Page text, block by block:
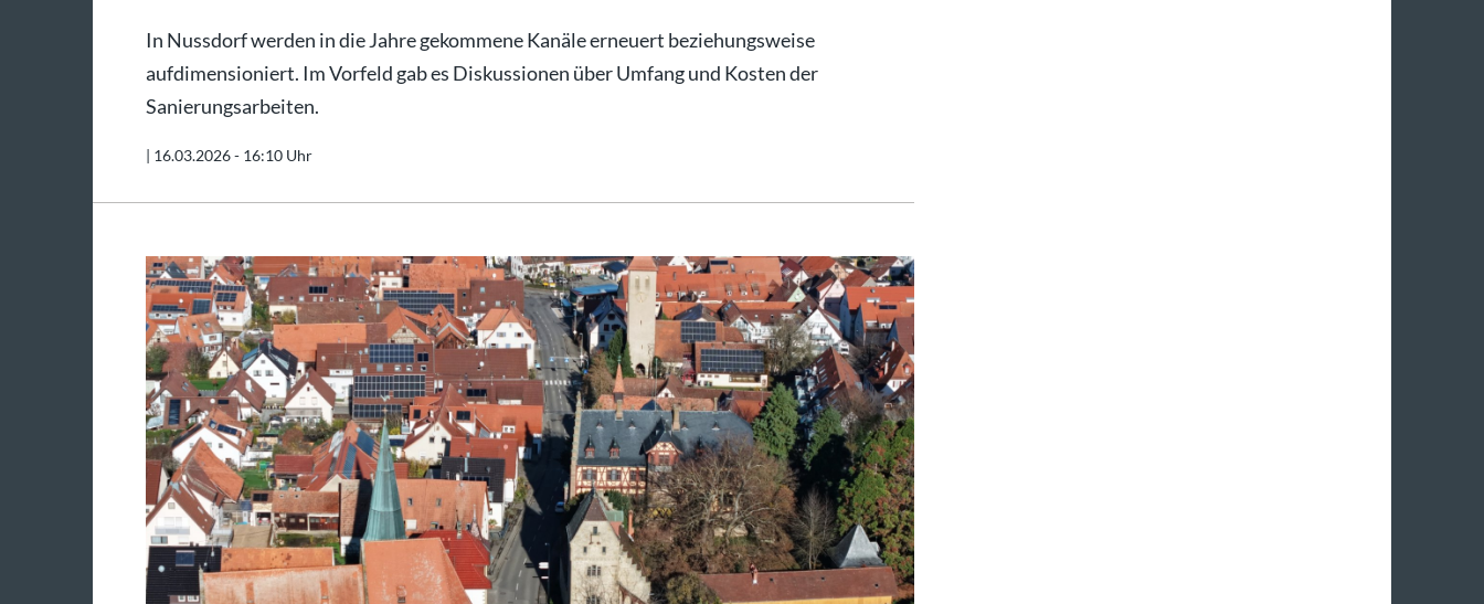
In Nussdorf werden in die Jahre gekommene Kanäle erneuert beziehungsweise
aufdimensioniert. Im Vorfeld gab es Diskussionen über Umfang und Kosten der
Sanierungsarbeiten.
| 16.03.2026 - 16:10 Uhr